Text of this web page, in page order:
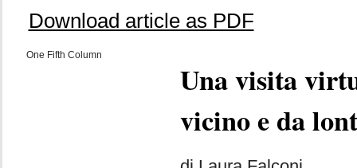
Download article as PDF
One Fifth Column
Una visita
vicino e da